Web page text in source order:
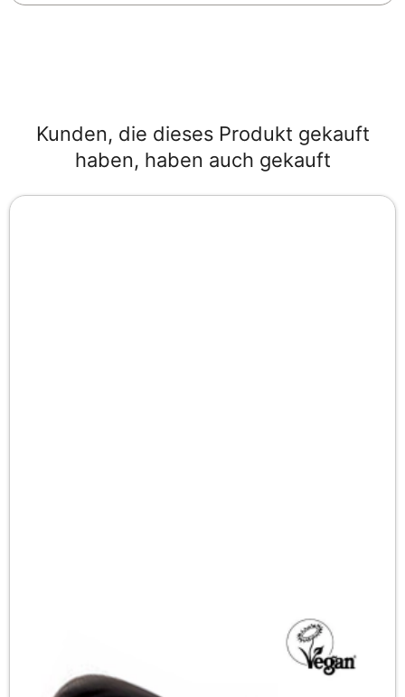
Kunden, die dieses Produkt gekauft
haben, haben auch gekauft